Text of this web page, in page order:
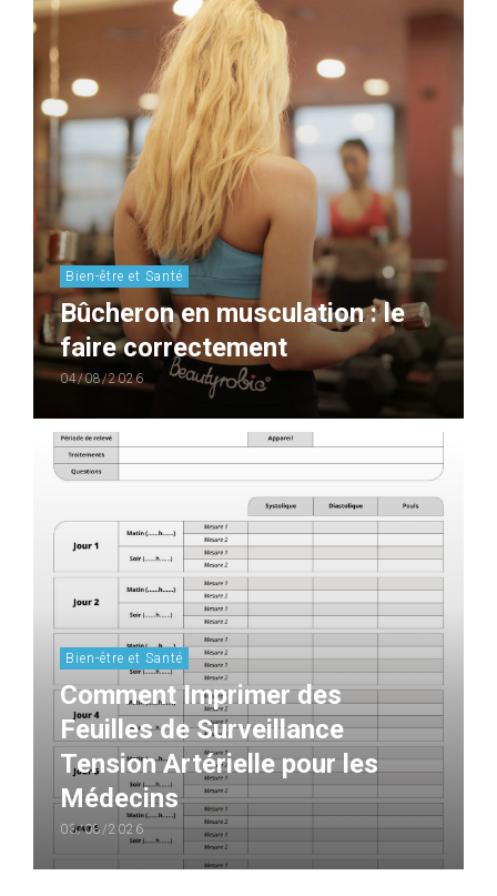
Bien-être et Santé
Bûcheron en musculation : le
faire correctement
04/08/2026
Bien-être et Santé
Comment Imprimer des
Feuilles de Surveillance
Tension Artérielle pour les
Médecins
03/08/2026